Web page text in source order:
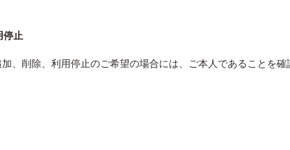
停止
、削除、利用停止のご希望の場合には、ご本人であることを